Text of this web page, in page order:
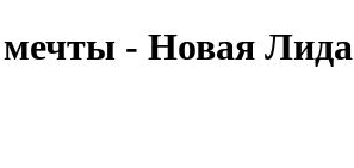
мечты - Новая Лида